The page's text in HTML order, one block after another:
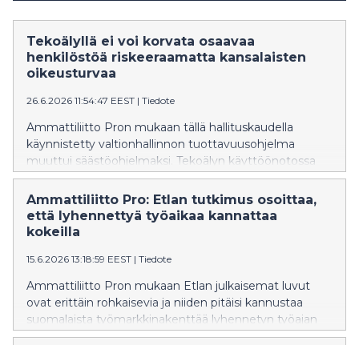
Tekoälyllä ei voi korvata osaavaa
henkilöstöä riskeeraamatta kansalaisten
oikeusturvaa
26.6.2026 11:54:47 EEST | Tiedote
Ammattiliitto Pron mukaan tällä hallituskaudella
käynnistetty valtionhallinnon tuottavuusohjelma
muuttui säästöohjelmaksi. Tekoälyn käyttöönotossa
samoja virheitä ei pidä
toistaa: henkilöstövähennysten ja palveluiden
heikentämisen sijaan sen avulla on tavoiteltava
tuottavuuden kasvua ja parempia palveluja
Ammattiliitto Pro: Etlan tutkimus osoittaa,
että lyhennettyä työaikaa kannattaa
kokeilla
15.6.2026 13:18:59 EEST | Tiedote
Ammattiliitto Pron mukaan Etlan julkaisemat luvut
ovat erittäin rohkaisevia ja niiden pitäisi kannustaa
suomalaista työmarkkinakenttää lyhennetyn työajan
kokeiluihin. Pro kuitenkin haluaa muistuttaa